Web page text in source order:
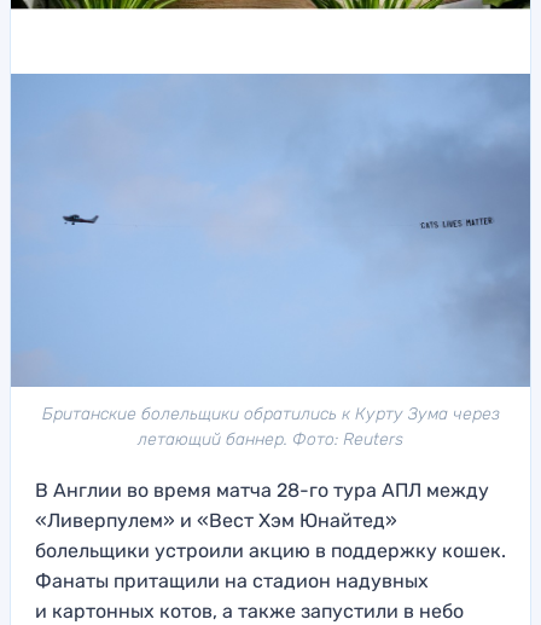
Британские болельщики обратились к Курту Зума через
летающий баннер. Фото: Reuters
В Англии во время матча 28-го тура АПЛ между
«Ливерпулем» и «Вест Хэм Юнайтед»
болельщики устроили акцию в поддержку кошек.
Фанаты притащили на стадион надувных
и картонных котов, а также запустили в небо